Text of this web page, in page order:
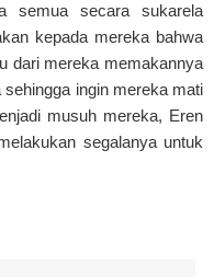
semua secara sukarela
kepada mereka bahwa
dari mereka memakannya
ingin mereka mati
musuh mereka, Eren
segalanya untuk